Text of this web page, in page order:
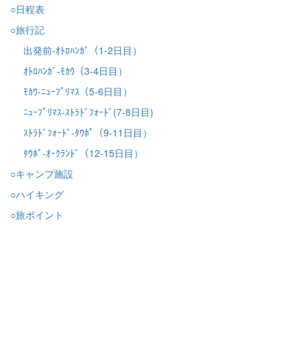
○日程表
○旅行記
出発前-ｵﾄﾛﾊﾝｶﾞ（1-2日目）
ｵﾄﾛﾊﾝｶﾞ-ﾓｶｳ（3-4日目）
ﾓｶｳ-ﾆｭｰﾌﾟﾘﾏｽ（5-6日目）
ﾆｭｰﾌﾟﾘﾏｽ-ｽﾄﾗﾄﾞﾌｫｰﾄﾞ(7-8日目)
ｽﾄﾗﾄﾞﾌｫｰﾄﾞ-ﾀｳﾎﾟ（9-11日目）
ﾀｳﾎﾟ-ｵｰｸﾗﾝﾄﾞ（12-15日目）
○キャンプ施設
○ハイキング
○旅ポイント